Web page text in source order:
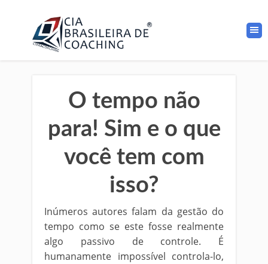
O tempo não
para! Sim e o que
você tem com
isso?
Inúmeros autores falam da gestão do
tempo como se este fosse realmente
algo passivo de controle. É
humanamente impossível controla-lo,